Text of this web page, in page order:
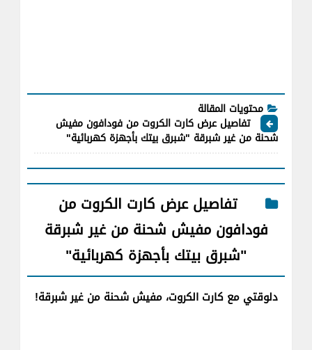
محتويات المقالة
تفاصيل عرض كارت الكروت من فودافون مفيش
شحنة من غير شبرقة "شبرق بيتك بأجهزة كهربائية"
تفاصيل عرض كارت الكروت من
فودافون مفيش شحنة من غير شبرقة
"شبرق بيتك بأجهزة كهربائية"
دلوقتي مع كارت الكروت، مفيش شحنة من غير شبرقة!